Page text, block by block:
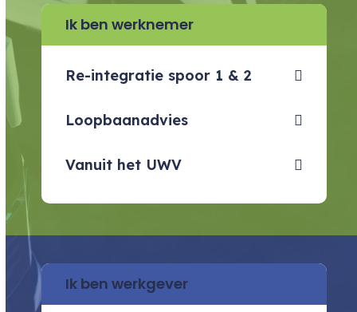
Ik ben werknemer
Re-integratie spoor 1 & 2
Loopbaanadvies
Vanuit het UWV
Ik ben werkgever